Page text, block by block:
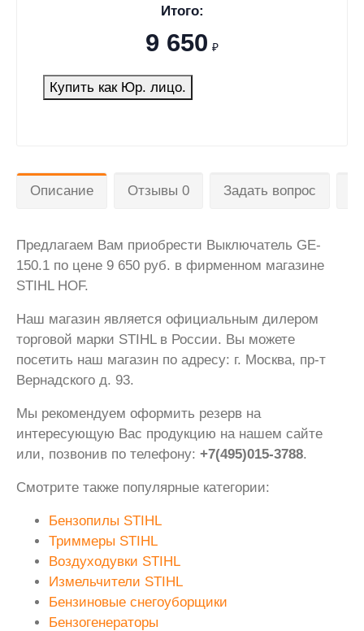
Итого:
9 650 ₽
Купить как Юр. лицо.
Описание Отзывы 0 Задать вопрос
Предлагаем Вам приобрести Выключатель GE-
150.1 по цене 9 650 руб. в фирменном магазине
STIHL HOF.
Наш магазин является официальным дилером
торговой марки STIHL в России. Вы можете
посетить наш магазин по адресу: г. Москва, пр-т
Вернадского д. 93.
Мы рекомендуем оформить резерв на
интересующую Вас продукцию на нашем сайте
или, позвонив по телефону: +7(495)015-3788.
Смотрите также популярные категории:
Бензопилы STIHL
Триммеры STIHL
Воздуходувки STIHL
Измельчители STIHL
Бензиновые снегоуборщики
Бензогенераторы